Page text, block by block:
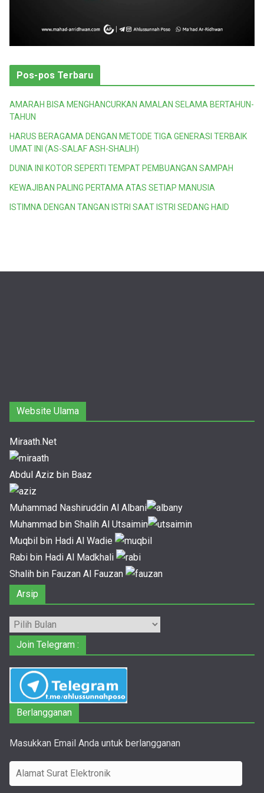
Pos-pos Terbaru
AMARAH BISA MENGHANCURKAN AMALAN SELAMA BERTAHUN-
TAHUN
HARUS BERAGAMA DENGAN METODE TIGA GENERASI TERBAIK
UMAT INI (AS-SALAF ASH-SHALIH)
DUNIA INI KOTOR SEPERTI TEMPAT PEMBUANGAN SAMPAH
KEWAJIBAN PALING PERTAMA ATAS SETIAP MANUSIA
ISTIMNA DENGAN TANGAN ISTRI SAAT ISTRI SEDANG HAID
Website Ulama
Miraath.Net
Abdul Aziz bin Baaz
Muhammad Nashiruddin Al Albani
Muhammad bin Shalih Al Utsaimin
Muqbil bin Hadi Al Wadie
Rabi bin Hadi Al Madkhali
Shalih bin Fauzan Al Fauzan
Arsip
Arsip
Join Telegram :
Berlangganan
Masukkan Email Anda untuk berlangganan
l